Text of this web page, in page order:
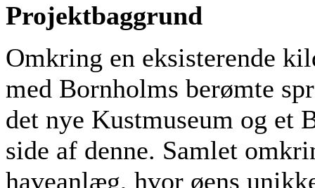
Projektbaggrund
Omkring en eksisterende
med Bornholms berømte
det nye Kustmuseum og et
side af denne. Samlet
haveanlæg, hvor øens